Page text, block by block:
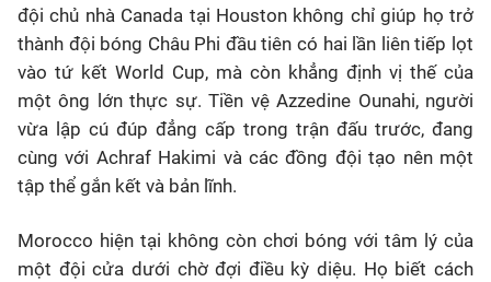
đội chủ nhà Canada tại Houston không chỉ giúp họ trở
thành đội bóng Châu Phi đầu tiên có hai lần liên tiếp lọt
vào tứ kết World Cup, mà còn khẳng định vị thế của
một ông lớn thực sự. Tiền vệ Azzedine Ounahi, người
vừa lập cú đúp đẳng cấp trong trận đấu trước, đang
cùng với Achraf Hakimi và các đồng đội tạo nên một
tập thể gắn kết và bản lĩnh.
Morocco hiện tại không còn chơi bóng với tâm lý của
một đội cửa dưới chờ đợi điều kỳ diệu. Họ biết cách